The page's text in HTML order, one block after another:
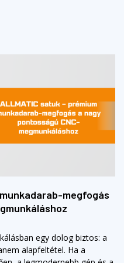
megfogás
egy dolog biztos: a
alapfeltétel. Ha a